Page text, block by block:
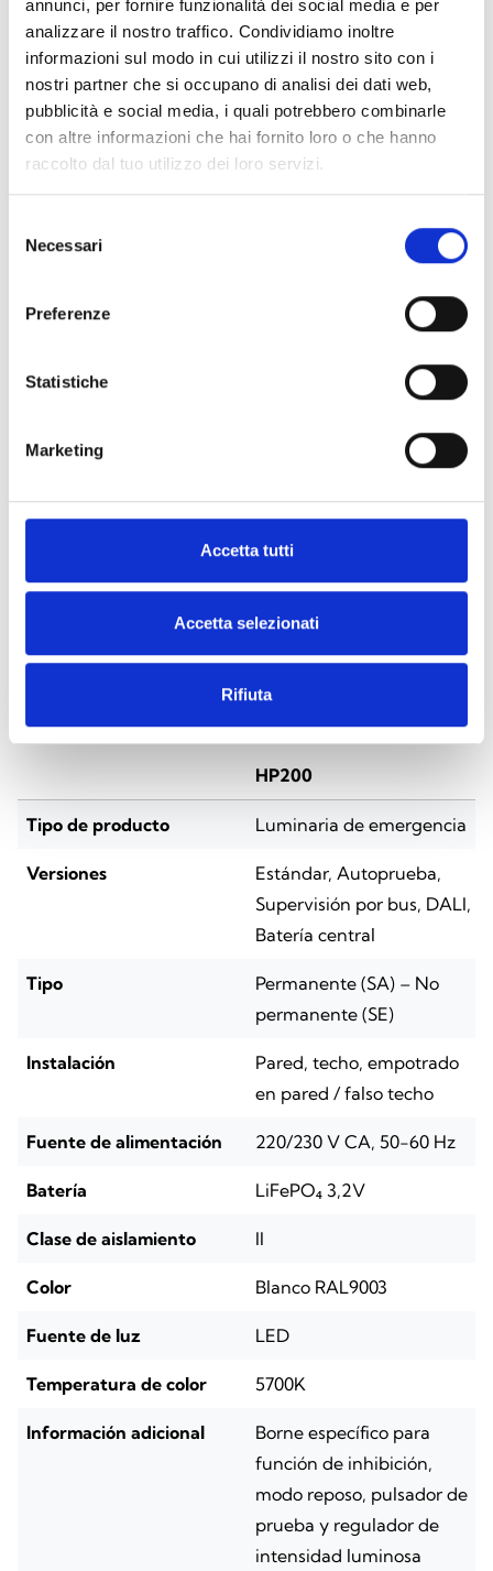
annunci, per fornire funzionalità dei social media e per
analizzare il nostro traffico. Condividiamo inoltre
informazioni sul modo in cui utilizzi il nostro sito con i
nostri partner che si occupano di analisi dei dati web,
pubblicità e social media, i quali potrebbero combinarle
con altre informazioni che hai fornito loro o che hanno
raccolto dal tuo utilizzo dei loro servizi.
delNecessari
Preferenze
Statistiche
Marketing
Accetta tutti
Accetta selezionati
Rifiuta
comunicación
Central-battery
Luminaria con alimentación
Lámpara con interfaz digital no
ESPECIFICACIONES DOCUMENTACIÓN
Especificaciones técnicas
HP200
Tipo de producto Luminaria de emergencia
Versiones
Estándar, Autoprueba,
Supervisión por bus, DALI,
Batería central
Tipo
Permanente (SA) – No
permanente (SE)
Instalación
Pared, techo, empotrado
en pared / falso techo
Fuente de alimentación 220/230 V CA, 50-60 Hz
Batería LiFePO₄ 3,2V
Clase de aislamiento II
Color Blanco RAL9003
Fuente de luz LED
Temperatura de color 5700K
Información adicional
Borne específico para
función de inhibición,
modo reposo, pulsador de
prueba y regulador de
intensidad luminosa